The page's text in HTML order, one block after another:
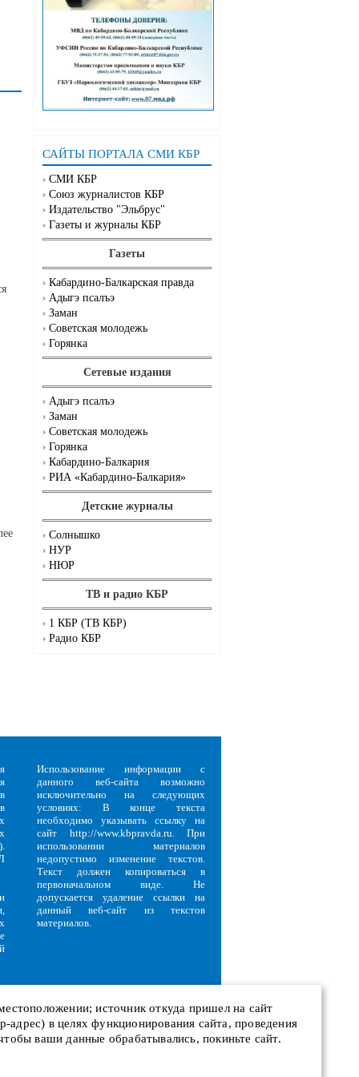
САЙТЫ ПОРТАЛА СМИ КБР
СМИ КБР
Союз журналистов КБР
Издательство "Эльбрус"
Газеты и журналы КБР
Газеты
Кабардино-Балкарская правда
Адыгэ псалъэ
Заман
Советская молодежь
Горянка
Сетевые издания
Адыгэ псалъэ
Заман
Советская молодежь
Горянка
Кабардино-Балкария
РИА «Кабардино-Балкария»
Детские журналы
Солнышко
НУР
НЮР
ТВ и радио КБР
1 КБР (ТВ КБР)
Радио КБР
Использование информации с
данного веб-сайта возможно
исключительно на следующих
условиях: В конце текста
необходимо указывать ссылку на
сайт http://www.kbpravda.ru. При
использовании материалов
недопустимо изменение текстов.
Текст должен копироваться в
первоначальном виде. Не
допускается удаление ссылки на
данный веб-сайт из текстов
материалов.
источник откуда пришел на сайт
адрес) в целях функционирования сайта, проведения
ваши данные обрабатывались, покиньте сайт.